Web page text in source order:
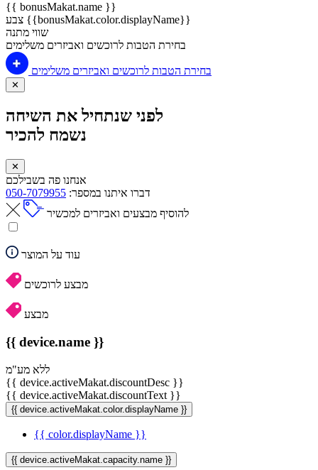
{{ bonusMakat.name }}
צבע {{bonusMakat.color.displayName}}
שווי מתנה
בחירת הטבות לרוכשים ואביזרים משלימים
בחירת הטבות לרוכשים ואביזרים משלימים
✕
לפני שנתחיל את השיחה
נשמח להכיר
✕
אנחנו פה בשבילכם
דברו איתנו במספר: 050-7079955
להוסיף מבצעים ואביזרים למכשיר
עוד על המוצר
מבצע לרוכשים
מבצע
{{ device.name }}
ללא מע"מ
{{ device.activeMakat.discountDesc }}
{{ device.activeMakat.discountText }}
{{ device.activeMakat.color.displayName }}
{{ color.displayName }}
{{ device.activeMakat.capacity.name }}